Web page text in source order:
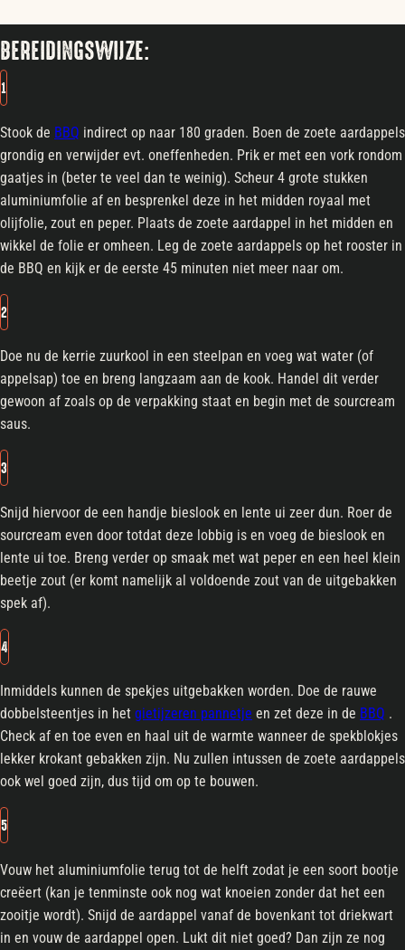
BEREIDINGSWIJZE:
1
Stook de BBQ indirect op naar 180 graden. Boen de zoete aardappels
grondig en verwijder evt. oneffenheden. Prik er met een vork rondom
gaatjes in (beter te veel dan te weinig). Scheur 4 grote stukken
aluminiumfolie af en besprenkel deze in het midden royaal met
olijfolie, zout en peper. Plaats de zoete aardappel in het midden en
wikkel de folie er omheen. Leg de zoete aardappels op het rooster in
de BBQ en kijk er de eerste 45 minuten niet meer naar om.
2
Doe nu de kerrie zuurkool in een steelpan en voeg wat water (of
appelsap) toe en breng langzaam aan de kook. Handel dit verder
gewoon af zoals op de verpakking staat en begin met de sourcream
saus.
3
Snijd hiervoor de een handje bieslook en lente ui zeer dun. Roer de
sourcream even door totdat deze lobbig is en voeg de bieslook en
lente ui toe. Breng verder op smaak met wat peper en een heel klein
beetje zout (er komt namelijk al voldoende zout van de uitgebakken
spek af).
4
Inmiddels kunnen de spekjes uitgebakken worden. Doe de rauwe
dobbelsteentjes in het gietijzeren pannetje en zet deze in de BBQ .
Check af en toe even en haal uit de warmte wanneer de spekblokjes
lekker krokant gebakken zijn. Nu zullen intussen de zoete aardappels
ook wel goed zijn, dus tijd om op te bouwen.
5
Vouw het aluminiumfolie terug tot de helft zodat je een soort bootje
creëert (kan je tenminste ook nog wat knoeien zonder dat het een
zooitje wordt). Snijd de aardappel vanaf de bovenkant tot driekwart
in en vouw de aardappel open. Lukt dit niet goed? Dan zijn ze nog